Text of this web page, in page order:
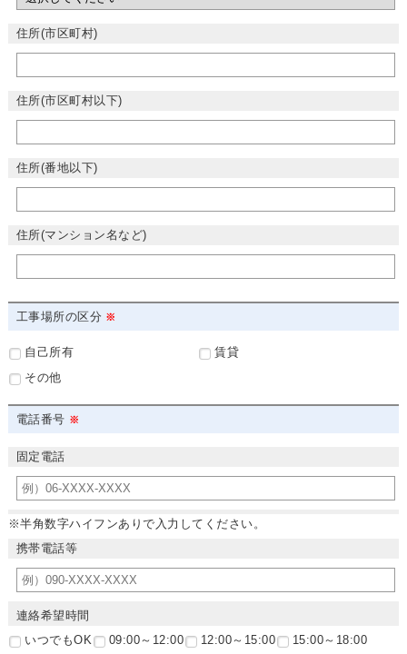
住所(市区町村)
住所(市区町村以下)
住所(番地以下)
住所(マンション名など)
工事場所の区分
自己所有
賃貸
その他
電話番号
固定電話
※半角数字ハイフンありで入力してください。
携帯電話等
連絡希望時間
いつでもOK
09:00～12:00 12:00～15:00 15:00～18:00